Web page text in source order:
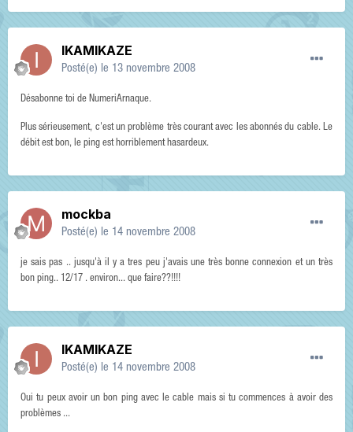
IKAMIKAZE
Posté(e) le 13 novembre 2008
Désabonne toi de NumeriArnaque.
Plus sérieusement, c'est un problème très courant avec les abonnés du cable. Le
débit est bon, le ping est horriblement hasardeux.
mockba
Posté(e) le 14 novembre 2008
je sais pas .. jusqu'à il y a tres peu j'avais une très bonne connexion et un très
bon ping.. 12/17 . environ... que faire??!!!!
IKAMIKAZE
Posté(e) le 14 novembre 2008
Oui tu peux avoir un bon ping avec le cable mais si tu commences à avoir des
problèmes ...